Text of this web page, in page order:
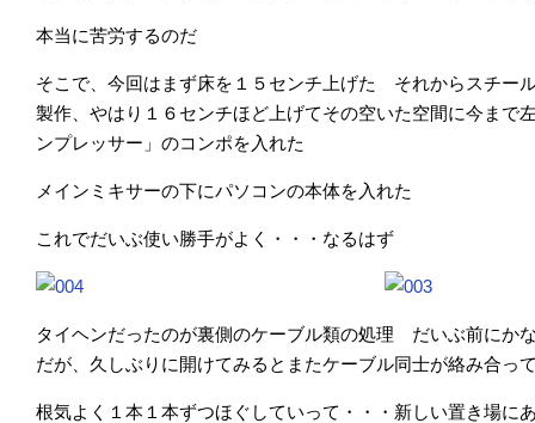
本当に苦労するのだ
そこで、今回はまず床を１５センチ上げた それからスチー
製作、やはり１６センチほど上げてその空いた空間に今まで
ンプレッサー」のコンポを入れた
メインミキサーの下にパソコンの本体を入れた
これでだいぶ使い勝手がよく・・・なるはず
タイヘンだったのが裏側のケーブル類の処理 だいぶ前にか
だが、久しぶりに開けてみるとまたケーブル同士が絡み合っ
根気よく１本１本ずつほぐしていって・・・新しい置き場に